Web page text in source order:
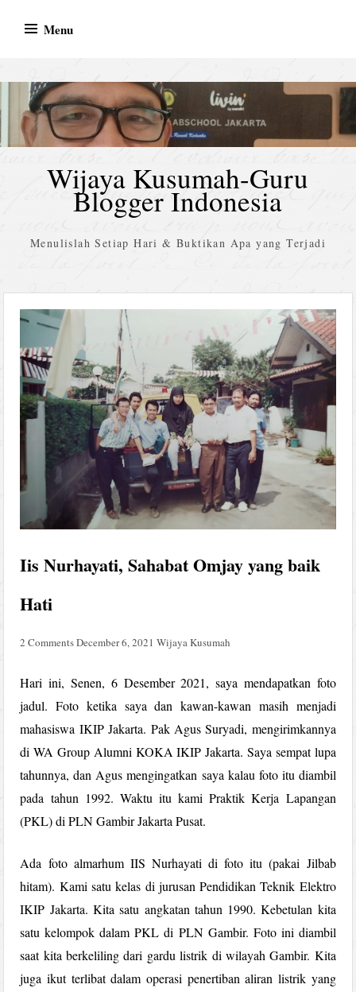
Menu
Wijaya Kusumah-Guru
Blogger Indonesia
Menulislah Setiap Hari & Buktikan Apa yang Terjadi
Iis Nurhayati, Sahabat Omjay yang baik
Hati
2 CommentsDecember 6, 2021 Wijaya Kusumah
Hari ini, Senen, 6 Desember 2021, saya mendapatkan foto
jadul. Foto ketika saya dan kawan-kawan masih menjadi
mahasiswa IKIP Jakarta. Pak Agus Suryadi, mengirimkannya
di WA Group Alumni KOKA IKIP Jakarta. Saya sempat lupa
tahunnya, dan Agus mengingatkan saya kalau foto itu diambil
pada tahun 1992. Waktu itu kami Praktik Kerja Lapangan
(PKL) di PLN Gambir Jakarta Pusat.
Ada foto almarhum IIS Nurhayati di foto itu (pakai Jilbab
hitam). Kami satu kelas di jurusan Pendidikan Teknik Elektro
IKIP Jakarta. Kita satu angkatan tahun 1990. Kebetulan kita
satu kelompok dalam PKL di PLN Gambir. Foto ini diambil
saat kita berkeliling dari gardu listrik di wilayah Gambir. Kita
juga ikut terlibat dalam operasi penertiban aliran listrik yang